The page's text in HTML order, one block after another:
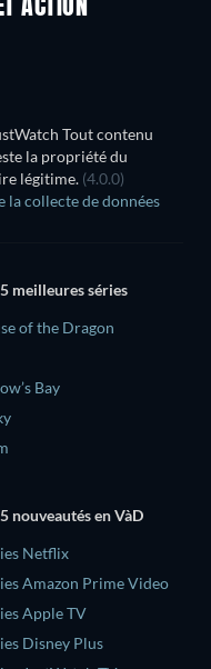
ACTION
Tout contenu
la propriété du
légitime. (4.0.0)
la collecte de données
meilleures séries
of the Dragon
Bay
nouveautés en VàD
Netflix
Amazon Prime Video
Apple TV
Disney Plus